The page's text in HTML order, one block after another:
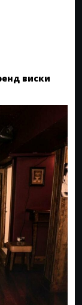
виски